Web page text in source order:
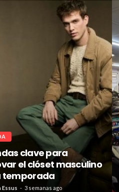
clave para
el clóset masculino
temporada
Essus 3 semanas ago